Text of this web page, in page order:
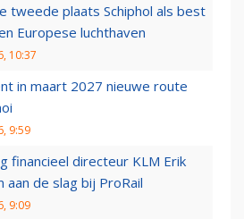
tweede plaats Schiphol als best
Europese luchthaven
10:37
in maart 2027 nieuwe route
9:59
financieel directeur KLM Erik
aan de slag bij ProRail
9:09